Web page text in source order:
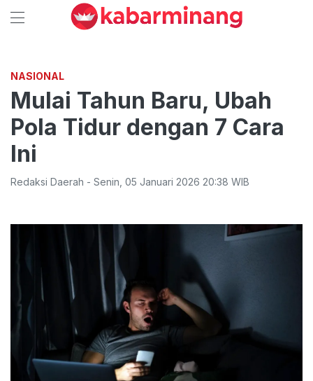
NASIONAL
Mulai Tahun Baru, Ubah
Pola Tidur dengan 7 Cara
Ini
Redaksi Daerah - Senin 05 Januari 2026 20:38 WIB